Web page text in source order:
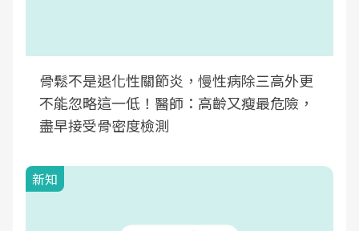
骨鬆不是退化性關節炎，慢性病除三高外更
不能忽略這一低！醫師：高齡又瘦最危險，
盡早接受骨密度檢測
新知